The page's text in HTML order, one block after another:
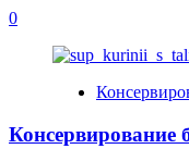
0
Консервирование